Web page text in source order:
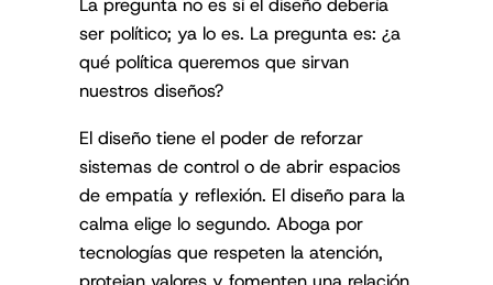
ser político; ya lo es. La pregunta es: ¿a
qué política queremos que sirvan
nuestros diseños?
El diseño tiene el poder de reforzar
sistemas de control o de abrir espacios
de empatía y reflexión. El diseño para la
calma elige lo segundo. Aboga por
tecnologías que respeten la atención,
protejan valores y fomenten una relación